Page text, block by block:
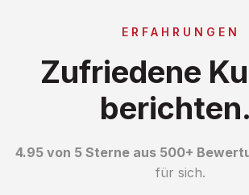
ERFAHRUNGEN
Zufriedene
4.95 von 5 Sterne aus 500+
für sich.